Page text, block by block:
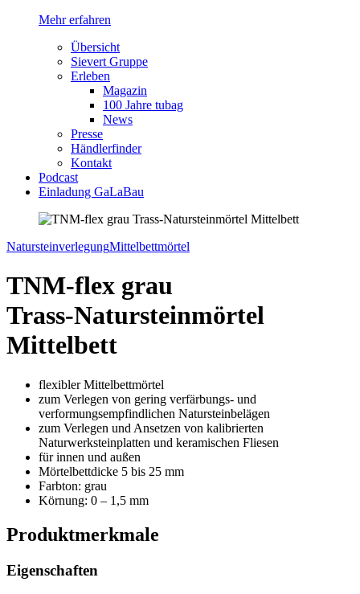
Mehr erfahren
Übersicht
Sievert Gruppe
Erleben
Magazin
100 Jahre tubag
News
Presse
Händlerfinder
Kontakt
Podcast
Einladung GaLaBau
NatursteinverlegungMittelbettmörtel
TNM-flex grau
Trass-Natursteinmörtel
Mittelbett
flexibler Mittelbettmörtel
zum Verlegen von gering verfärbungs- und
verformungsempfindlichen Natursteinbelägen
zum Verlegen und Ansetzen von kalibrierten
Naturwerksteinplatten und keramischen Fliesen
für innen und außen
Mörtelbettdicke 5 bis 25 mm
Farbton: grau
Körnung: 0 – 1,5 mm
Produktmerkmale
Eigenschaften